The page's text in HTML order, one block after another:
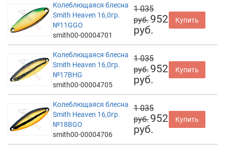
Колеблющаяся блесна
Smith Heaven 16,0гр.
№11GGO
smith00-00004701
1 035
руб. 952
руб.
Купить
Колеблющаяся блесна
Smith Heaven 16,0гр.
№17BHG
smith00-00004705
1 035
руб. 952
руб.
Купить
Колеблющаяся блесна
Smith Heaven 16,0гр.
№18BGO
smith00-00004706
1 035
руб. 952
руб.
Купить